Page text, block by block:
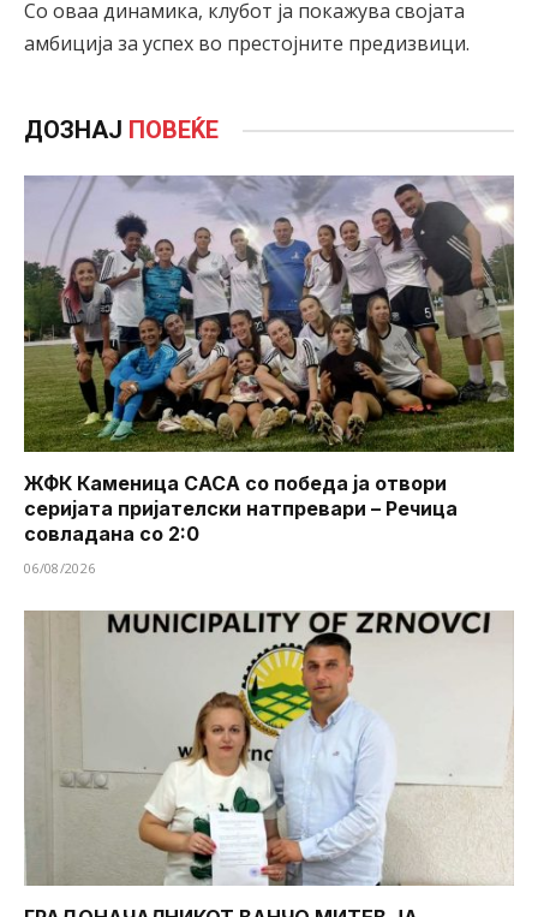
Со оваа динамика, клубот ја покажува својата
амбиција за успех во престојните предизвици.
ДОЗНАЈ ПОВЕЌЕ
ЖФК Каменица САСА со победа ја отвори
серијата пријателски натпревари – Речица
совладана со 2:0
06/08/2026